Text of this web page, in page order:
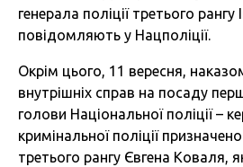
генерала поліції третього рангу
повідомляють у Нацполіції.
Окрім цього, 11 вересня,
внутрішніх справ на посаду
голови Національної поліції –
кримінальної поліції
третього рангу Євгена Коваля,